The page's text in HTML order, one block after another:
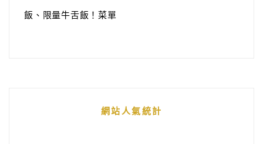
飯、限量牛舌飯！菜單
網站人氣統計